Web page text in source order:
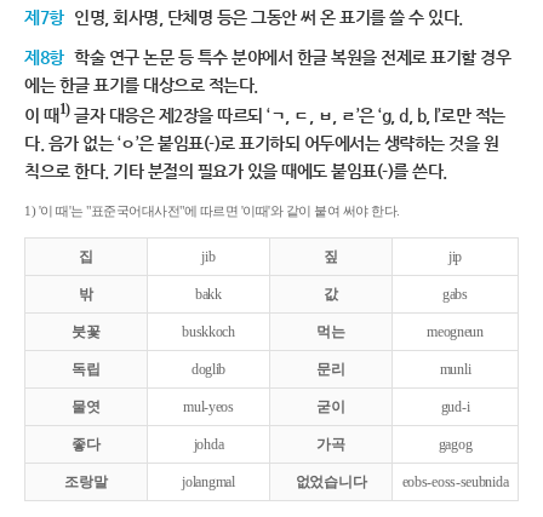
제7항 인명, 회사명, 단체명 등은 그동안 써 온 표기를 쓸 수 있다.
제8항 학술 연구 논문 등 특수 분야에서 한글 복원을 전제로 표기할 경우
에는 한글 표기를 대상으로 적는다.
이 때1)글자 대응은 제2장을 따르되 ‘ㄱ, ㄷ, ㅂ, ㄹ’은 ‘g, d, b, l’로만 적는
다. 음가 없는 ‘ㅇ’은 붙임표(-)로 표기하되 어두에서는 생략하는 것을 원
칙으로 한다. 기타 분절의 필요가 있을 때에도 붙임표(-)를 쓴다.
1) '이 때'는 "표준국어대사전"에 따르면 '이때'와 같이 붙여 써야 한다.
집 jib 짚 jip
밖 bakk 값 gabs
붓꽃 buskkoch 먹는 meogneun
독립 doglib 문리 munli
물엿 mul-yeos 굳이 gud-i
좋다 johda 가곡 gagog
조랑말 jolangmal 없었습니다 eobs-eoss-seubnida